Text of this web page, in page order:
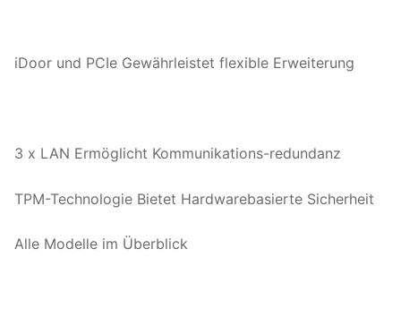
iDoor und PCIe Gewährleistet flexible Erweiterung
3 x LAN Ermöglicht Kommunikations-redundanz
TPM-Technologie Bietet Hardwarebasierte Sicherheit
Alle Modelle im Überblick